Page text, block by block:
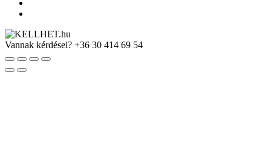
Vannak kérdései? +36 30 414 69 54